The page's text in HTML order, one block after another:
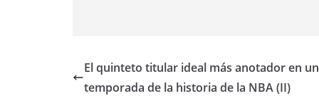
El quinteto titular ideal más anotador en
temporada de la historia de la NBA (II)